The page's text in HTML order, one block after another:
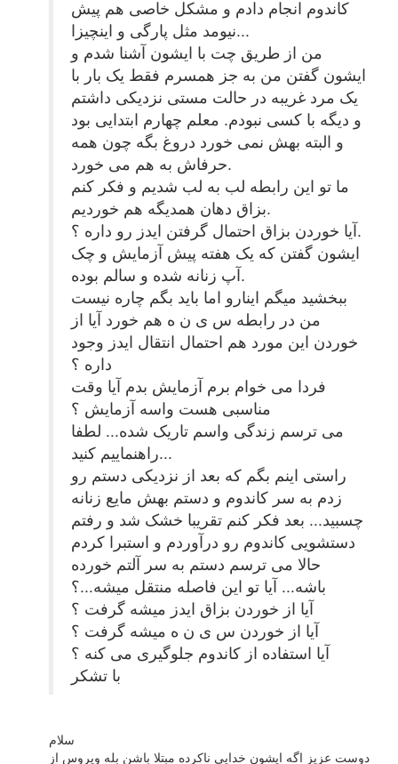
کاندوم انجام دادم و مشکل خاصی هم پیش
نیومد مثل پارگی و اینچیزا...
من از طریق چت با ایشون آشنا شدم و
ایشون گفتن من به جز همسرم فقط یک بار با
یک مرد غریبه در حالت مستی نزدیکی داشتم
و دیگه با کسی نبودم. معلم چهارم ابتدایی بود
و البته بهش نمی خورد دروغ بگه چون همه
حرفاش به هم می خورد.
ما تو این رابطه لب به لب شدیم و فکر کنم
بزاق دهان همدیگه هم خوردیم.
آیا خوردن بزاق احتمال گرفتن ایدز رو داره ؟.
ایشون گفتن که یک هفته پیش آزمایش و چک
آپ زنانه شده و سالم بوده.
ببخشید میگم اینارو اما باید بگم چاره نیست
من در رابطه س ی ن ه هم خورد آیا از
خوردن این مورد هم احتمال انتقال ایدز وجود
داره ؟
فردا می خوام برم آزمایش بدم آیا وقت
مناسبی هست واسه آزمایش ؟
می ترسم زندگی واسم تاریک شده... لطفا
راهنماییم کنید...
راستی اینم بگم که بعد از نزدیکی دستم رو
زدم به سر کاندوم و دستم بهش مایع زنانه
چسبید... بعد فکر کنم تقریبا خشک شد و رفتم
دستشویی کاندوم رو درآوردم و استبرا کردم
حالا می ترسم دستم به سر آلتم خورده
باشه... آیا تو این فاصله منتقل میشه...؟
آیا از خوردن بزاق ایدز میشه گرفت ؟
آیا از خوردن س ی ن ه میشه گرفت ؟
آیا استفاده از کاندوم جلوگیری می کنه ؟
با تشکر
سلام
دوست عزیز اگه ایشون خدایی ناکرده مبتلا باشن بله ویروس از